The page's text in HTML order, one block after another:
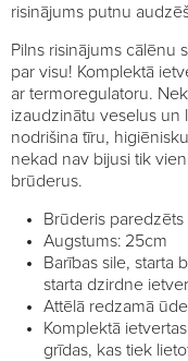
risinājums putnu
Pilns risinājums cālēnu
par visu! Komplektā
ar termoregulatoru.
izaudzinātu veselus un
nodrišina tīru,
nekad nav bijusi tik
brūderus.
Brūderis
Augstums: 25cm
Barības sile, starta
starta dzirdne
Attēlā redzamā
Komplektā
grīdas, kas tiek